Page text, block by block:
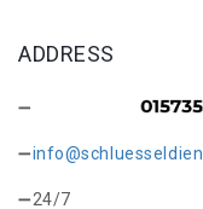
ADDRESS
24/7